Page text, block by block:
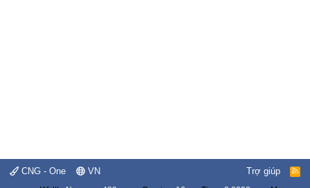
CNG - One VN Trợ giúp
R